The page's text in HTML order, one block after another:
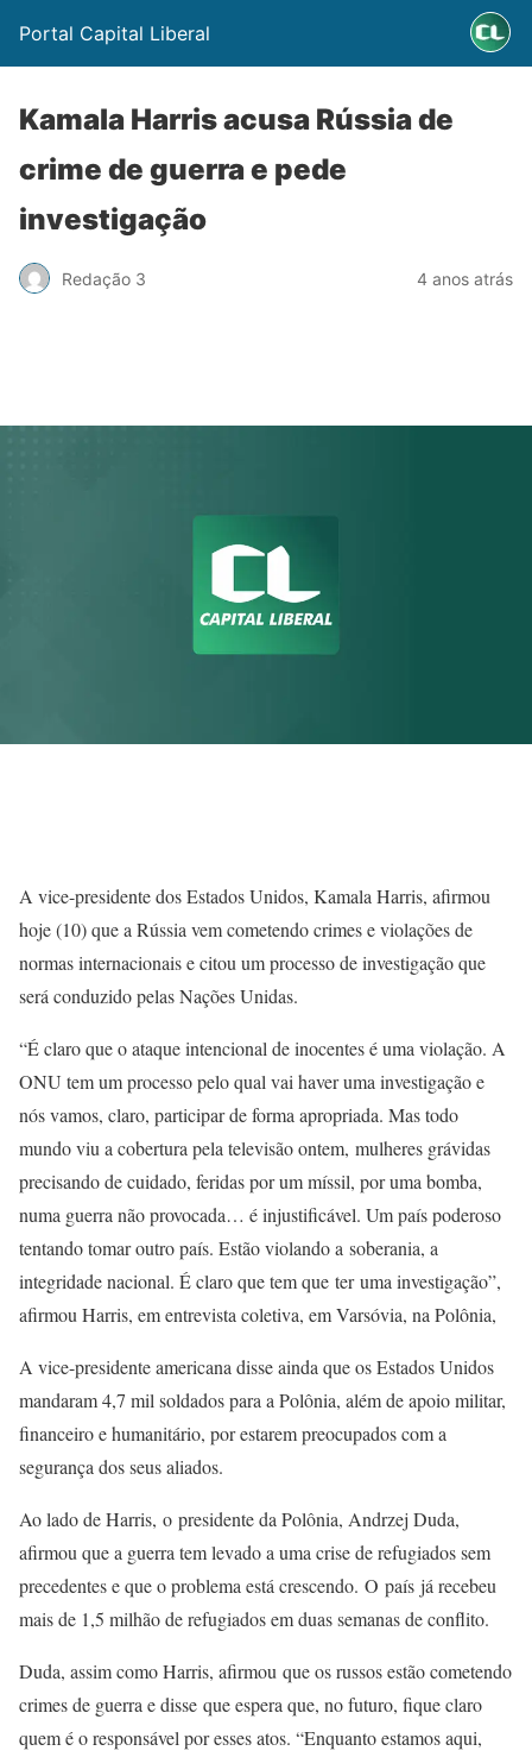
Portal Capital Liberal
Kamala Harris acusa Rússia de
crime de guerra e pede
investigação
Redação 3 4 anos atrás
A vice-presidente dos Estados Unidos, Kamala Harris, afirmou
hoje (10) que a Rússia vem cometendo crimes e violações de
normas internacionais e citou um processo de investigação que
será conduzido pelas Nações Unidas.
“É claro que o ataque intencional de inocentes é uma violação. A
ONU tem um processo pelo qual vai haver uma investigação e
nós vamos, claro, participar de forma apropriada. Mas todo
mundo viu a cobertura pela televisão ontem, mulheres grávidas
precisando de cuidado, feridas por um míssil, por uma bomba,
numa guerra não provocada… é injustificável. Um país poderoso
tentando tomar outro país. Estão violando a soberania, a
integridade nacional. É claro que tem que teruma investigação”,
afirmou Harris, em entrevista coletiva, em Varsóvia, na Polônia,
A vice-presidente americana disse ainda que os Estados Unidos
mandaram 4,7 mil soldados para a Polônia, além de apoio militar,
financeiro e humanitário, por estarem preocupados com a
segurança dos seus aliados.
Ao lado de Harris, o presidente da Polônia, Andrzej Duda,
afirmou que a guerra tem levado a uma crise de refugiados sem
precedentes e que o problema está crescendo. O país já recebeu
mais de 1,5 milhão de refugiados em duas semanas de conflito.
Duda, assim como Harris, afirmou que os russos estão cometendo
crimes de guerra e disse que espera que, no futuro, fique claro
quem é o responsável por esses atos. “Enquanto estamos aqui,